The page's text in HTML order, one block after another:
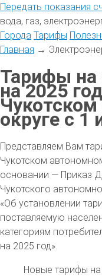
Передать показания
вода, газ,
Города Тарифы
Главная →
Тарифы на
на 2025
округе с 1
Представляем Вам
Чукотском
основании — Приказ
Чукотского
«Об установлении
поставляемую
категориям
на 2025 год».
Новые тарифы